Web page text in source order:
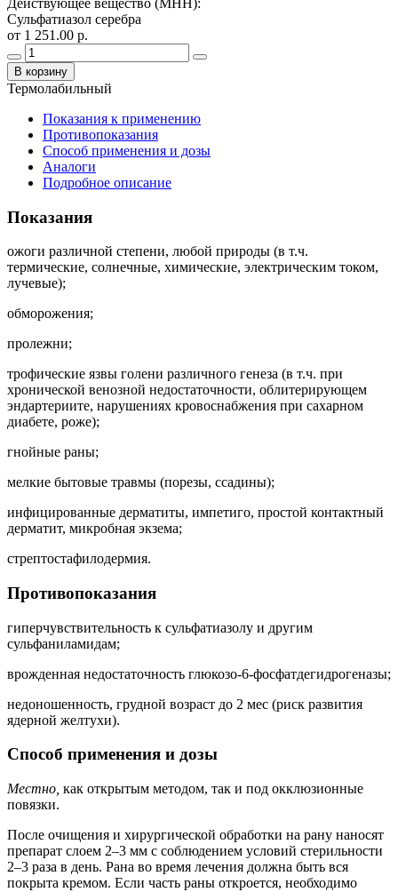
Сульфатиазол серебра
от 1 251.00 р.
В корзину
Термолабильный
Показания к применению
Противопоказания
Способ применения и дозы
Аналоги
Подробное описание
Показания
ожоги различной степени, любой природы (в т.ч.
термические, солнечные, химические, электрическим током,
лучевые);
обморожения;
пролежни;
трофические язвы голени различного генеза (в т.ч. при
хронической венозной недостаточности, облитерирующем
эндартериите, нарушениях кровоснабжения при сахарном
диабете, роже);
гнойные раны;
мелкие бытовые травмы (порезы, ссадины);
инфицированные дерматиты, импетиго, простой контактный
дерматит, микробная экзема;
стрептостафилодермия.
Противопоказания
гиперчувствительность к сульфатиазолу и другим
сульфаниламидам;
врожденная недостаточность глюкозо-6-фосфатдегидрогеназы;
недоношенность, грудной возраст до 2 мес (риск развития
ядерной желтухи).
Способ применения и дозы
Местно, как открытым методом, так и под окклюзионные
повязки.
После очищения и хирургической обработки на рану наносят
препарат слоем 2–3 мм с соблюдением условий стерильности
2–3 раза в день. Рана во время лечения должна быть вся
покрыта кремом. Если часть раны откроется, необходимо